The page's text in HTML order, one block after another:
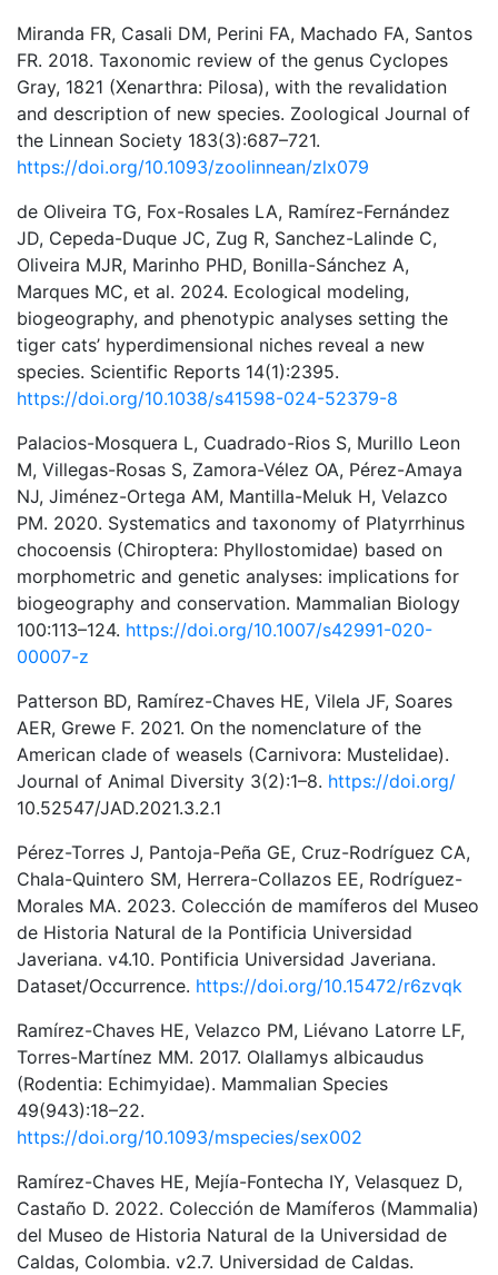
Miranda FR, Casali DM, Perini FA, Machado FA, Santos
FR. 2018. Taxonomic review of the genus Cyclopes
Gray, 1821 (Xenarthra: Pilosa), with the revalidation
and description of new species. Zoological Journal of
the Linnean Society 183(3):687–721.
https://doi.org/10.1093/zoolinnean/zlx079
de Oliveira TG, Fox-Rosales LA, Ramírez-Fernández
JD, Cepeda-Duque JC, Zug R, Sanchez-Lalinde C,
Oliveira MJR, Marinho PHD, Bonilla-Sánchez A,
Marques MC, et al. 2024. Ecological modeling,
biogeography, and phenotypic analyses setting the
tiger cats’ hyperdimensional niches reveal a new
species. Scientific Reports 14(1):2395.
https://doi.org/10.1038/s41598-024-52379-8
Palacios-Mosquera L, Cuadrado-Rios S, Murillo Leon
M, Villegas-Rosas S, Zamora-Vélez OA, Pérez-Amaya
NJ, Jiménez-Ortega AM, Mantilla-Meluk H, Velazco
PM. 2020. Systematics and taxonomy of Platyrrhinus
chocoensis (Chiroptera: Phyllostomidae) based on
morphometric and genetic analyses: implications for
biogeography and conservation. Mammalian Biology
100:113–124. https://doi.org/10.1007/s42991-020-
00007-z
Patterson BD, Ramírez-Chaves HE, Vilela JF, Soares
AER, Grewe F. 2021. On the nomenclature of the
American clade of weasels (Carnivora: Mustelidae).
Journal of Animal Diversity 3(2):1–8. https://doi.org/
10.52547/JAD.2021.3.2.1
Pérez-Torres J, Pantoja-Peña GE, Cruz-Rodríguez CA,
Chala-Quintero SM, Herrera-Collazos EE, Rodríguez-
Morales MA. 2023. Colección de mamíferos del Museo
de Historia Natural de la Pontificia Universidad
Javeriana. v4.10. Pontificia Universidad Javeriana.
Dataset/Occurrence. https://doi.org/10.15472/r6zvqk
Ramírez-Chaves HE, Velazco PM, Liévano Latorre LF,
Torres-Martínez MM. 2017. Olallamys albicaudus
(Rodentia: Echimyidae). Mammalian Species
49(943):18–22.
https://doi.org/10.1093/mspecies/sex002
Ramírez-Chaves HE, Mejía-Fontecha IY, Velasquez D,
Castaño D. 2022. Colección de Mamíferos (Mammalia)
del Museo de Historia Natural de la Universidad de
Caldas, Colombia. v2.7. Universidad de Caldas.